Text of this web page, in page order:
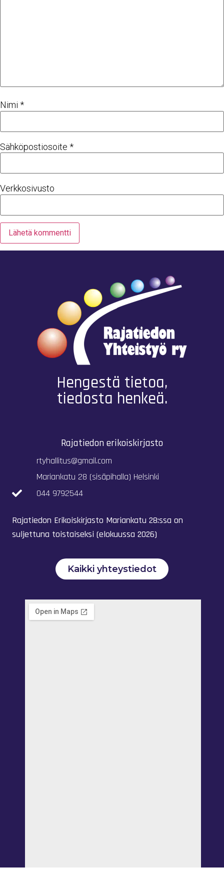
Nimi *
Sähköpostiosoite *
Verkkosivusto
Hengestä tietoa,
tiedosta henkeä.
Rajatiedon erikoiskirjasto
rtyhallitus@gmail.com
Mariankatu 28 (sisäpihalla) Helsinki
044 9792544
Rajatiedon Erikoiskirjasto Mariankatu 28:ssa on
suljettuna toistaiseksi (elokuussa 2026)
Kaikki yhteystiedot